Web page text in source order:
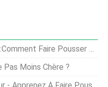
Pousser Des Haricots Verts
Moins Chère ?